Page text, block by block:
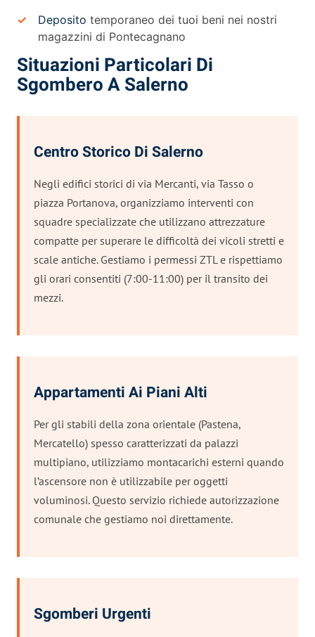
Deposito temporaneo dei tuoi beni nei nostri
magazzini di Pontecagnano
Situazioni Particolari Di
Sgombero A Salerno
Centro Storico Di Salerno
Negli edifici storici di via Mercanti, via Tasso o
piazza Portanova, organizziamo interventi con
squadre specializzate che utilizzano attrezzature
compatte per superare le difficoltà dei vicoli stretti e
scale antiche. Gestiamo i permessi ZTL e rispettiamo
gli orari consentiti (7:00-11:00) per il transito dei
mezzi.
Appartamenti Ai Piani Alti
Per gli stabili della zona orientale (Pastena,
Mercatello) spesso caratterizzati da palazzi
multipiano, utilizziamo montacarichi esterni quando
l’ascensore non è utilizzabile per oggetti
voluminosi. Questo servizio richiede autorizzazione
comunale che gestiamo noi direttamente.
Sgomberi Urgenti